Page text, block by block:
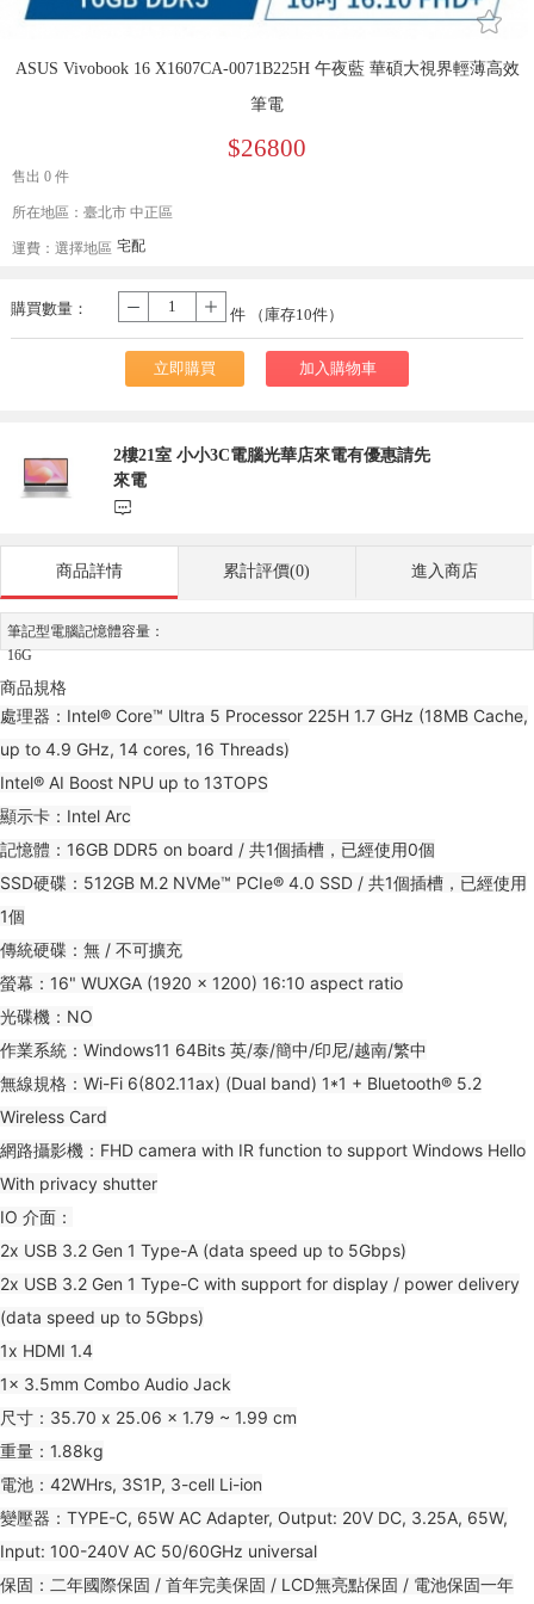
󰄔
ASUS Vivobook 16 X1607CA-0071B225H 午夜藍 華碩大視界輕薄高效
筆電
$26800
售出 0 件
所在地區：臺北市 中正區
運費： 選擇地區 宅配
購買數量：
- 件 （庫存10件）
立即購買 加入購物車
2樓21室 小小3C電腦光華店來電有優惠請先
來電
󰃨
商品詳情 累計評價(0) 進入商店
筆記型電腦記憶體容量：
16G
商品規格
處理器：Intel® Core™ Ultra 5 Processor 225H 1.7 GHz (18MB Cache,
up to 4.9 GHz, 14 cores, 16 Threads)
Intel® AI Boost NPU up to 13TOPS
顯示卡：Intel Arc
記憶體：16GB DDR5 on board / 共1個插槽，已經使用0個
SSD硬碟：512GB M.2 NVMe™ PCIe® 4.0 SSD / 共1個插槽，已經使用
1個
傳統硬碟：無 / 不可擴充
螢幕：16" WUXGA (1920 x 1200) 16:10 aspect ratio
光碟機：NO
作業系統：Windows11 64Bits 英/泰/簡中/印尼/越南/繁中
無線規格：Wi-Fi 6(802.11ax) (Dual band) 1*1 + Bluetooth® 5.2
Wireless Card
網路攝影機：FHD camera with IR function to support Windows Hello
With privacy shutter
IO 介面：
2x USB 3.2 Gen 1 Type-A (data speed up to 5Gbps)
2x USB 3.2 Gen 1 Type-C with support for display / power delivery
(data speed up to 5Gbps)
1x HDMI 1.4
1x 3.5mm Combo Audio Jack
尺寸：35.70 x 25.06 x 1.79 ~ 1.99 cm
重量：1.88kg
電池：42WHrs, 3S1P, 3-cell Li-ion
變壓器：TYPE-C, 65W AC Adapter, Output: 20V DC, 3.25A, 65W,
Input: 100-240V AC 50/60GHz universal
保固：二年國際保固 / 首年完美保固 / LCD無亮點保固 / 電池保固一年